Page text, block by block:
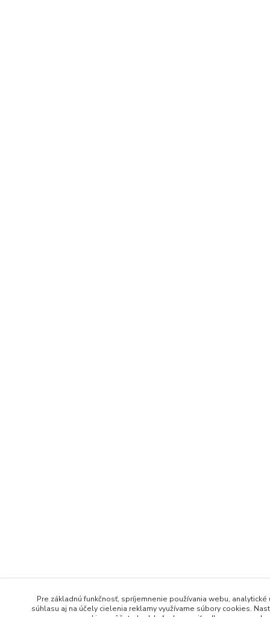
Pre základnú funkčnosť, spríjemnenie používania webu,
súhlasu aj na účely cielenia reklamy využívame súbory cookies.